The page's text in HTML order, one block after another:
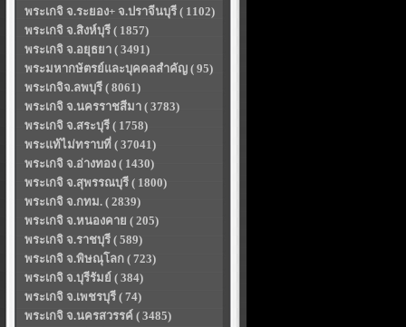
พระเกจิ จ.ระยอง+ จ.ปราจีนบุรี ( 1102)
พระเกจิ จ.สิงห์บุรี ( 1857)
พระเกจิ จ.อยุธยา ( 3491)
พระมหากษัตรย์และบุคคลสำคัญ ( 95)
พระเกจิจ.ลพบุรี ( 8061)
พระเกจิ จ.นครราชสีมา ( 3783)
พระเกจิ จ.สระบุรี ( 1758)
พระแท้ไม่ทราบที่ ( 37041)
พระเกจิ จ.อ่างทอง ( 1430)
พระเกจิ จ.สุพรรณบุรี ( 1800)
พระเกจิ จ.กทม. ( 2839)
พระเกจิ จ.หนองคาย ( 205)
พระเกจิ จ.ราชบุรี ( 589)
พระเกจิ จ.พิษณุโลก ( 723)
พระเกจิ จ.บุรีรัมย์ ( 384)
พระเกจิ จ.เพชรบุรี ( 74)
พระเกจิ จ.นครสวรรค์ ( 3485)